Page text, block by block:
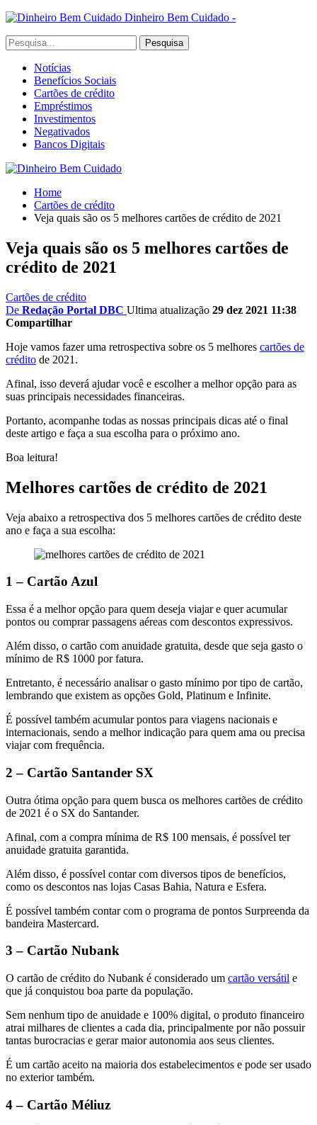
Dinheiro Bem Cuidado -
Notícias
Benefícios Sociais
Cartões de crédito
Empréstimos
Investimentos
Negativados
Bancos Digitais
Home
Cartões de crédito
Veja quais são os 5 melhores cartões de crédito de 2021
Veja quais são os 5 melhores cartões de
crédito de 2021
Cartões de crédito
De Redação Portal DBC Ultima atualização 29 dez 2021 11:38
Compartilhar
Hoje vamos fazer uma retrospectiva sobre os 5 melhores cartões de
crédito de 2021.
Afinal, isso deverá ajudar você e escolher a melhor opção para as
suas principais necessidades financeiras.
Portanto, acompanhe todas as nossas principais dicas até o final
deste artigo e faça a sua escolha para o próximo ano.
Boa leitura!
Melhores cartões de crédito de 2021
Veja abaixo a retrospectiva dos 5 melhores cartões de crédito deste
ano e faça a sua escolha:
1 – Cartão Azul
Essa é a melhor opção para quem deseja viajar e quer acumular
pontos ou comprar passagens aéreas com descontos expressivos.
Além disso, o cartão com anuidade gratuita, desde que seja gasto o
mínimo de R$ 1000 por fatura.
Entretanto, é necessário analisar o gasto mínimo por tipo de cartão,
lembrando que existem as opções Gold, Platinum e Infinite.
É possível também acumular pontos para viagens nacionais e
internacionais, sendo a melhor indicação para quem ama ou precisa
viajar com frequência.
2 – Cartão Santander SX
Outra ótima opção para quem busca os melhores cartões de crédito
de 2021 é o SX do Santander.
Afinal, com a compra mínima de R$ 100 mensais, é possível ter
anuidade gratuita garantida.
Além disso, é possível contar com diversos tipos de benefícios,
como os descontos nas lojas Casas Bahia, Natura e Esfera.
É possível também contar com o programa de pontos Surpreenda da
bandeira Mastercard.
3 – Cartão Nubank
O cartão de crédito do Nubank é considerado um cartão versátil e
que já conquistou boa parte da população.
Sem nenhum tipo de anuidade e 100% digital, o produto financeiro
atrai milhares de clientes a cada dia, principalmente por não possuir
tantas burocracias e gerar maior autonomia aos seus clientes.
É um cartão aceito na maioria dos estabelecimentos e pode ser usado
no exterior também.
4 – Cartão Méliuz